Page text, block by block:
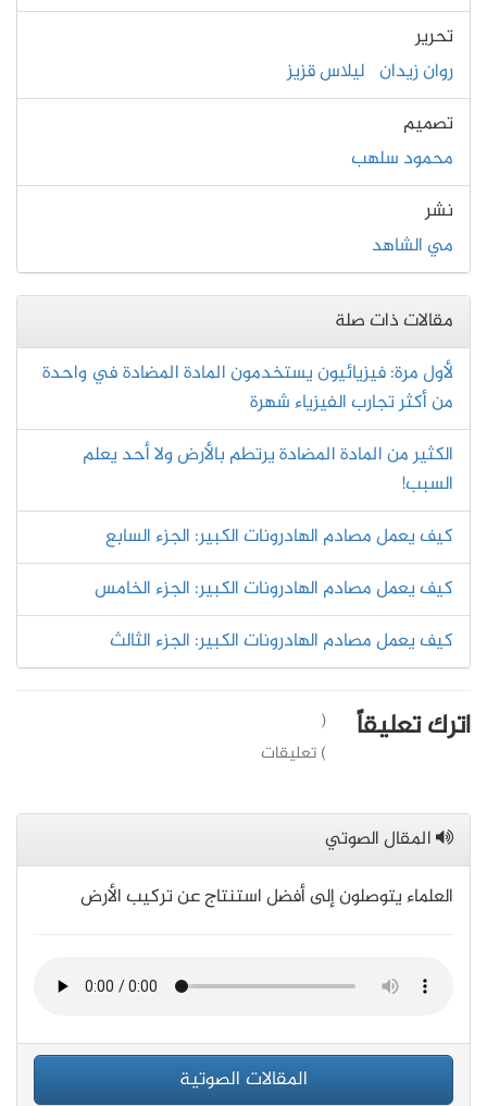
تحرير
روان زيدان ليلاس قزيز
تصميم
محمود سلهب
نشر
مي الشاهد
مقالات ذات صلة
لأول مرة: فيزيائيون يستخدمون المادة المضادة في واحدة
من أكثر تجارب الفيزياء شهرة
الكثير من المادة المضادة يرتطم بالأرض ولا أحد يعلم
السبب!
كيف يعمل مصادم الهادرونات الكبير: الجزء السابع
كيف يعمل مصادم الهادرونات الكبير: الجزء الخامس
كيف يعمل مصادم الهادرونات الكبير: الجزء الثالث
اترك تعليقاً
(
) تعليقات
المقال الصوتي
العلماء يتوصلون إلى أفضل استنتاج عن تركيب الأرض
المقالات الصوتية